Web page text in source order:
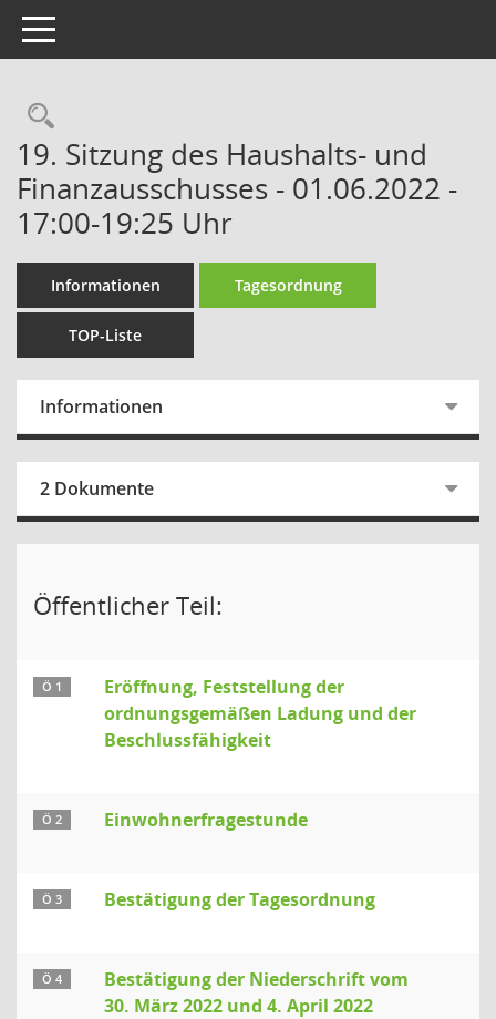
Toggle navigation
Rechercheauswahl
19. Sitzung des Haushalts- und
Finanzausschusses - 01.06.2022 -
17:00-19:25 Uhr
Informationen Tagesordnung
TOP-Liste
Informationen
2 Dokumente
Öffentlicher Teil:
Ö 1
Eröffnung, Feststellung der
ordnungsgemäßen Ladung und der
Beschlussfähigkeit
Ö 2 Einwohnerfragestunde
Ö 3 Bestätigung der Tagesordnung
Ö 4
Bestätigung der Niederschrift vom
30. März 2022 und 4. April 2022